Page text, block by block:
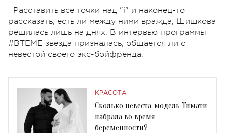
Расставить все точки над "і" и наконец-то
рассказать, есть ли между ними вражда, Шишкова
решилась лишь на днях. В интервью программы
#ВТЕМЕ звезда призналась, общается ли с
невестой своего экс-бойфренда.
КРАСОТА
Сколько невеста-модель Тимати
набрала во время
беременности?